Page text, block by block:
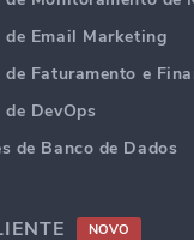
de Email Marketing
Faturamento e
DevOps
de Banco de Dados
NOVO